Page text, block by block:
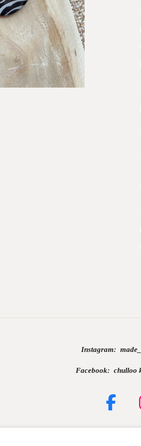
Instagram:
Facebook: chulloo
F
a